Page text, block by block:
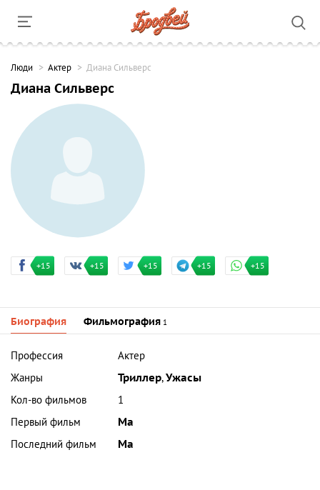
Люди Актер Диана Сильверс
Диана Сильверс
+15 +15 +15 +15 +15
Биография Фильмография 1
Профессия
Актер
Жанры
Триллер,Ужасы
Кол-во фильмов
1
Первый фильм
Ма
Последний фильм
Ма